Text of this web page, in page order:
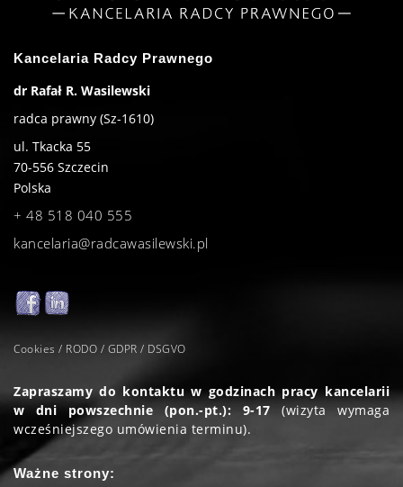
Kancelaria Radcy Prawnego
dr Rafał R. Wasilewski
radca prawny (Sz-1610)
ul. Tkacka 55
70-556 Szczecin
Polska
+ 48 518 040 555
kancelaria@radcawasilewski.pl
Cookies / RODO / GDPR / DSGVO
Zapraszamy do kontaktu w godzinach pracy kancelarii
w dni powszechnie (pon.-pt.): 9-17 (wizyta wymaga
wcześniejszego umówienia terminu).
Ważne strony: